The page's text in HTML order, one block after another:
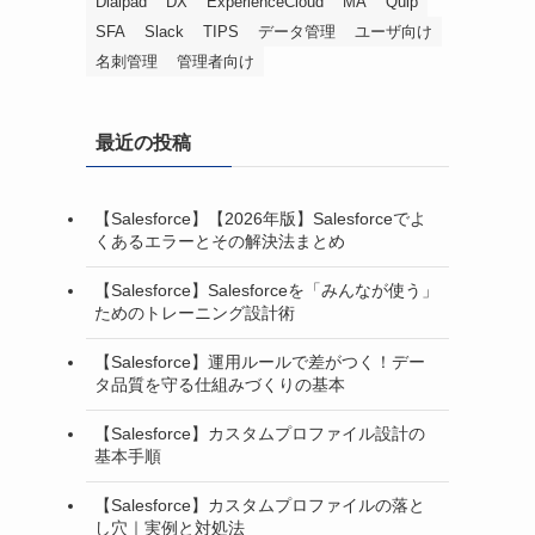
SFA
Slack TIPS データ管理
ユーザ向け
名刺管理
管理者向け
最近の投稿
【Salesforce】【2026年版】Salesforceでよ
くあるエラーとその解決法まとめ
【Salesforce】Salesforceを「みんなが使う」
ためのトレーニング設計術
【Salesforce】運用ルールで差がつく！デー
タ品質を守る仕組みづくりの基本
【Salesforce】カスタムプロファイル設計の
基本手順
【Salesforce】カスタムプロファイルの落と
し穴｜実例と対処法